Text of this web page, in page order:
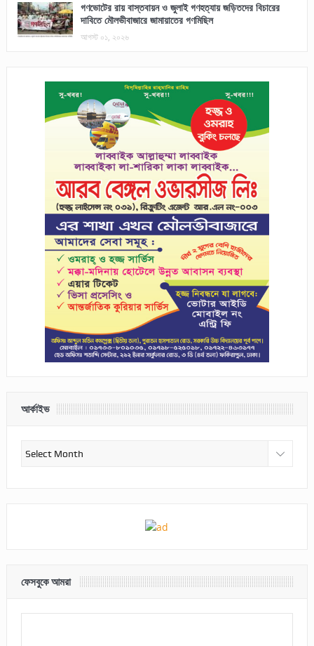
গণভোটের রায় বাস্তবায়ন ও জুলাই গণহত্যায় জড়িতদের বিচারের
দাবিতে মৌলভীবাজারে জামায়াতের গণমিছিল
আগস্ট ০১, ২০২৬
আর্কাইভ
আর্কাইভ
ফেসবুকে আমরা